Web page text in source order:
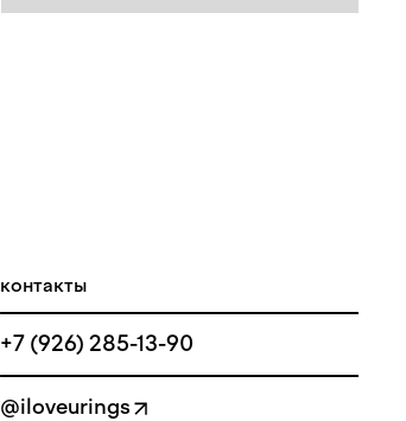
контакты
+7 (926) 285-13-90
@iloveurings